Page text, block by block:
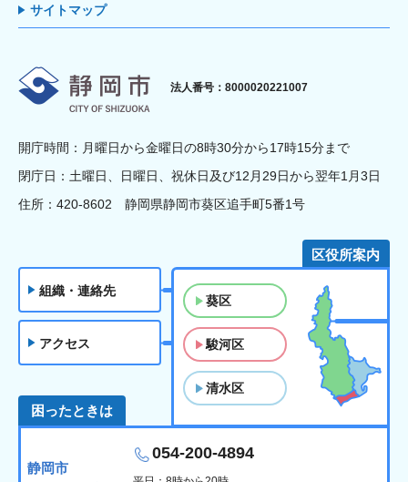
サイトマップ
静岡市
法人番号：8000020221007
開庁時間：月曜日から金曜日の8時30分から17時15分まで
閉庁日：土曜日、日曜日、祝休日及び12月29日から翌年1月3日
住所：420-8602 静岡県静岡市葵区追手町5番1号
組織・連絡先
アクセス
区役所案内
葵区
駿河区
清水区
困ったときは
静岡市
054-200-4894